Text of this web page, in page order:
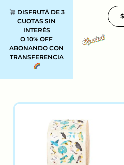
DISFRUTÁ DE 3
CUOTAS SIN
INTERÉS
O 10% OFF
ABONANDO CON
TRANSFERENCIA
$